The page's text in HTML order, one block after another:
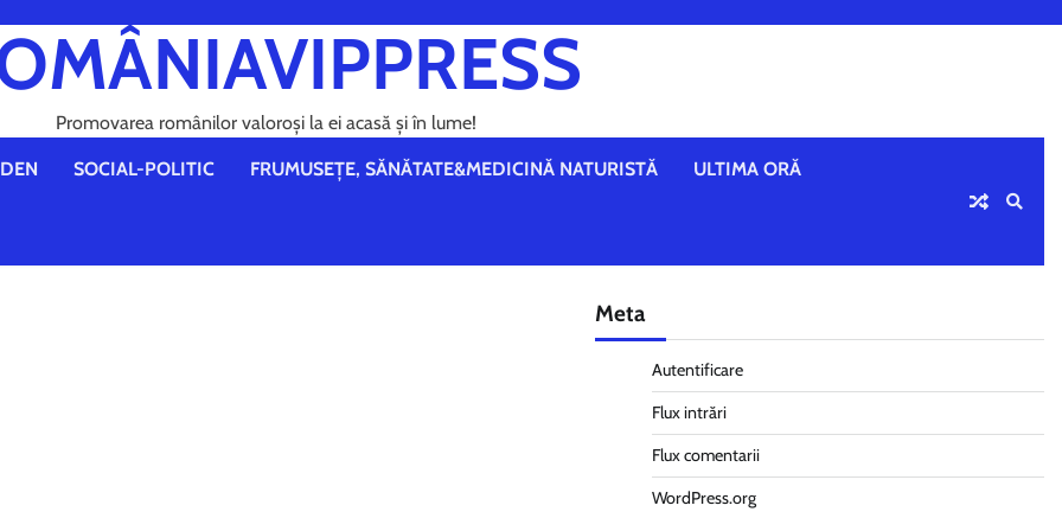
Promovarea românilor valoroși la ei acasă și în lume!
SOCIAL-POLITIC FRUMUSEȚE, SĂNĂTATE&MEDICINĂ NATURISTĂ ULTIMA ORĂ
Meta
Autentificare
Flux intrări
Flux comentarii
WordPress.org